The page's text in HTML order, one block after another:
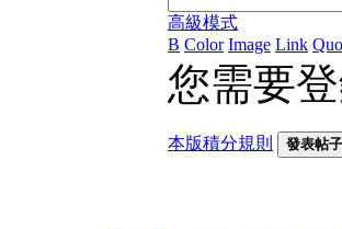
高級模式
B Color Image Link
您需要
本版積分規則 發表帖子